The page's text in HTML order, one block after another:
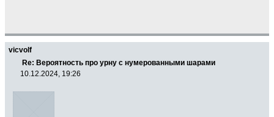
vicvolf
Re: Вероятность про урну с нумерованными шарами
10.12.2024, 19:26